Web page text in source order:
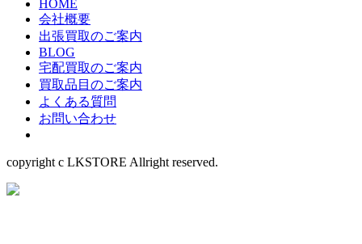
HOME
会社概要
出張買取のご案内
BLOG
宅配買取のご案内
買取品目のご案内
よくある質問
お問い合わせ
copyright c LKSTORE Allright reserved.